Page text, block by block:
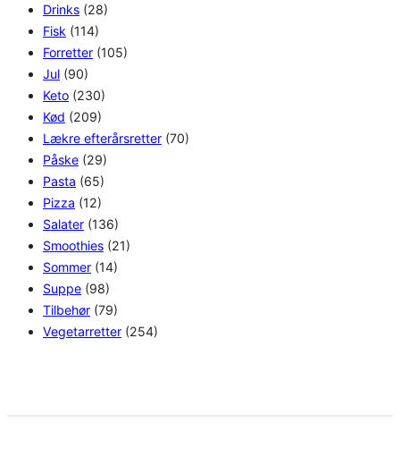
Drinks (28)
Fisk (114)
Forretter (105)
Jul (90)
Keto (230)
Kød (209)
Lækre efterårsretter (70)
Påske (29)
Pasta (65)
Pizza (12)
Salater (136)
Smoothies (21)
Sommer (14)
Suppe (98)
Tilbehør (79)
Vegetarretter (254)